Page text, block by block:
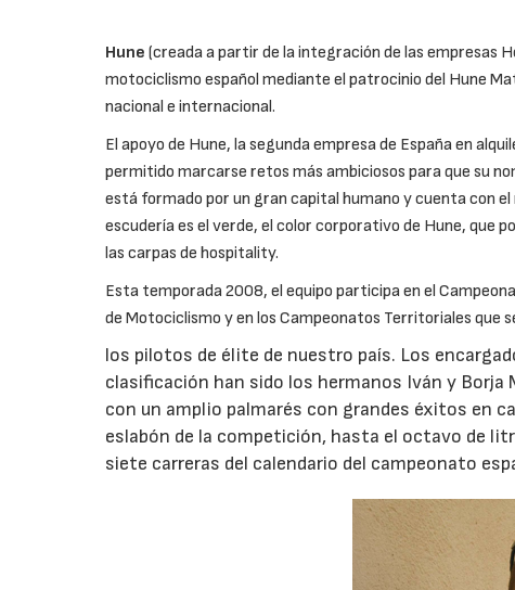
Hune (creada a partir de la integración de las empresas
motociclismo español mediante el patrocinio del Hune
nacional e internacional.
El apoyo de Hune, la segunda empresa de España en
permitido marcarse retos más ambiciosos para que su
está formado por un gran capital humano y cuenta con
escudería es el verde, el color corporativo de Hune, que
las carpas de hospitality.
Esta temporada 2008, el equipo participa en el
de Motociclismo y en los Campeonatos Territoriales que
los pilotos de élite de nuestro país. Los
clasificación han sido los hermanos Iván y
con un amplio palmarés con grandes éxitos en
eslabón de la competición, hasta el octavo de
siete carreras del calendario del campeonato